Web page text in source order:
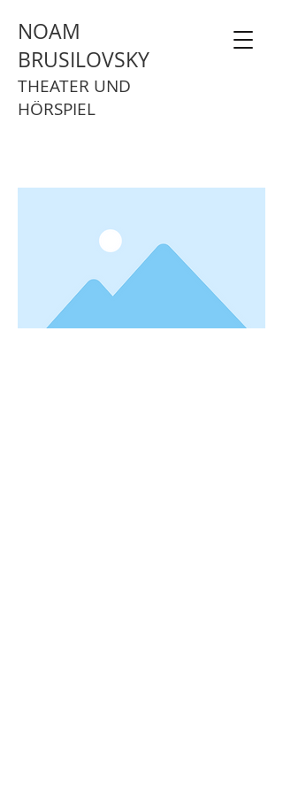
NOAM
BRUSILOVSKY
THEATER UND
HÖRSPIEL